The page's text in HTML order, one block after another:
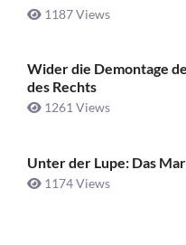
1187 Views
Wider die Demontage
des Rechts
1261 Views
Unter der Lupe: Das
1174 Views